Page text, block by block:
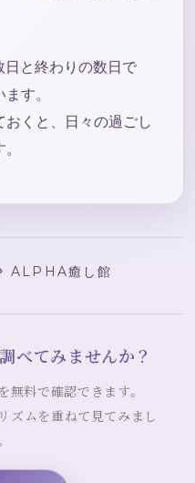
日と終わりの数日で
す。
くと、日々の過ごし
ALPHA癒し館
べてみませんか？
料で確認できます。
ズムを重ねて見てみまし